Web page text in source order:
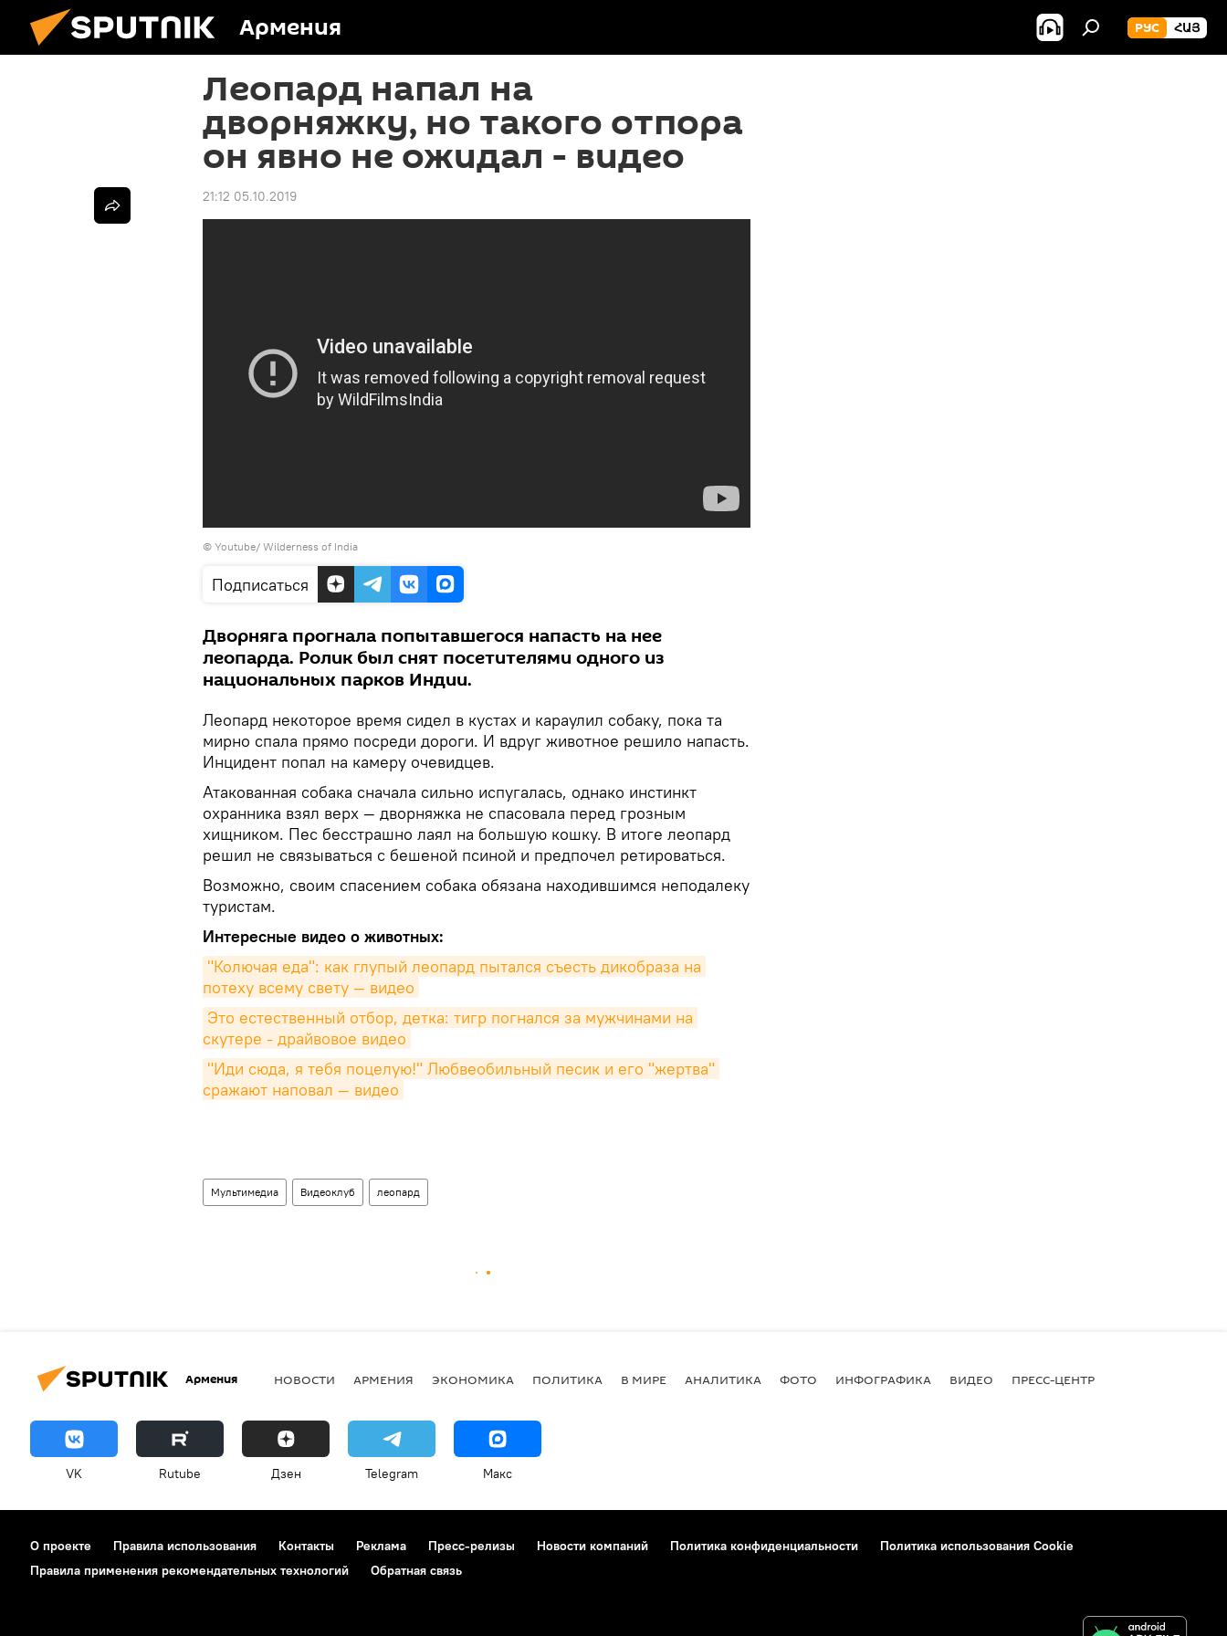
Армения РУС ՀԱՅ
Леопард напал на
дворняжку, но такого отпора
он явно не ожидал - видео
21:12 05.10.2019
© Youtube/ Wilderness of India
Подписаться
Дворняга прогнала попытавшегося напасть на нее
леопарда. Ролик был снят посетителями одного из
национальных парков Индии.
Леопард некоторое время сидел в кустах и караулил собаку, пока та
мирно спала прямо посреди дороги. И вдруг животное решило напасть.
Инцидент попал на камеру очевидцев.
Атакованная собака сначала сильно испугалась, однако инстинкт
охранника взял верх — дворняжка не спасовала перед грозным
хищником. Пес бесстрашно лаял на большую кошку. В итоге леопард
решил не связываться с бешеной псиной и предпочел ретироваться.
Возможно, своим спасением собака обязана находившимся неподалеку
туристам.
Интересные видео о животных:
"Колючая еда": как глупый леопард пытался съесть дикобраза на
потеху всему свету — видео
Это естественный отбор, детка: тигр погнался за мужчинами на
скутере - драйвовое видео
"Иди сюда, я тебя поцелую!" Любвеобильный песик и его "жертва"
сражают наповал — видео
Мультимедиа Видеоклуб леопард
Армения НОВОСТИ АРМЕНИЯ ЭКОНОМИКА ПОЛИТИКА В МИРЕ АНАЛИТИКА ФОТО ИНФОГРАФИКА ВИДЕО ПРЕСС-ЦЕНТР
VK Rutube Дзен Telegram Макс
О проекте Правила использования Контакты Реклама Пресс-релизы Новости компаний Политика конфиденциальности
Политика использования Cookie
Правила применения рекомендательных технологий
Обратная связь